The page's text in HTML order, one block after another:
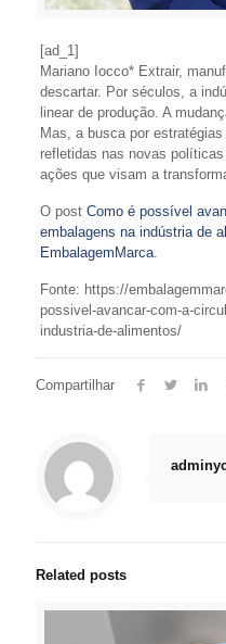
[ad_1]
Mariano Iocco* Extrair,
descartar. Por séculos, a
linear de produção. A
Mas, a busca por
refletidas nas novas
ações que visam a
O post Como é possível
embalagens na indústria de
EmbalagemMarca.
Fonte: https://
possivel-avancar-com-a-
industria-de-alimentos/
Compartilhar
Related posts